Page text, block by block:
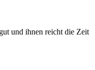
und ihnen reicht die Zeit